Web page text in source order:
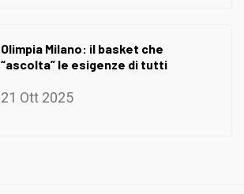
Olimpia Milano: il basket che
“ascolta” le esigenze di tutti
21 Ott 2025